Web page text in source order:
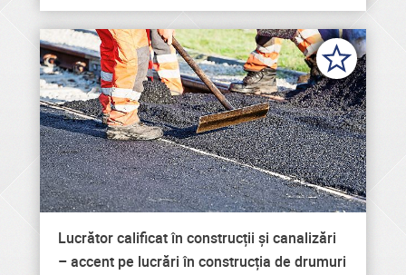
Lucrător calificat în construcții și canalizări
– accent pe lucrări în construcția de drumuri